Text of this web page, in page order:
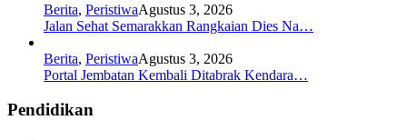
Berita, PeristiwaAgustus 3, 2026
Jalan Sehat Semarakkan Rangkaian Dies Na…
Berita, PeristiwaAgustus 3, 2026
Portal Jembatan Kembali Ditabrak Kendara…
Pendidikan